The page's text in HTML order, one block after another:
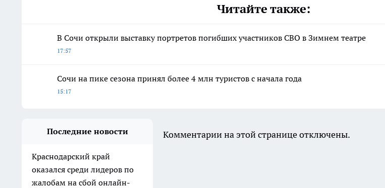
Читайте также:
В Сочи открыли выставку портретов погибших участников СВО в Зимнем театре
17:57
Сочи на пике сезона принял более 4 млн туристов с начала года
15:17
Последние новости
Краснодарский край
оказался среди лидеров по
жалобам на сбой онлайн-
Комментарии на этой странице отключены.